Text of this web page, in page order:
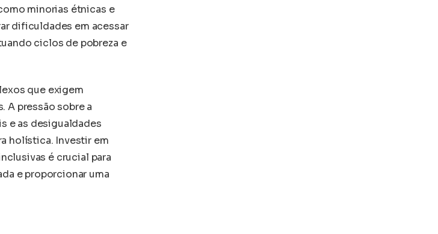
minorias étnicas e
dificuldades em acessar
ciclos de pobreza e
que exigem
A pressão sobre a
e as desigualdades
holística. Investir em
é crucial para
e proporcionar uma